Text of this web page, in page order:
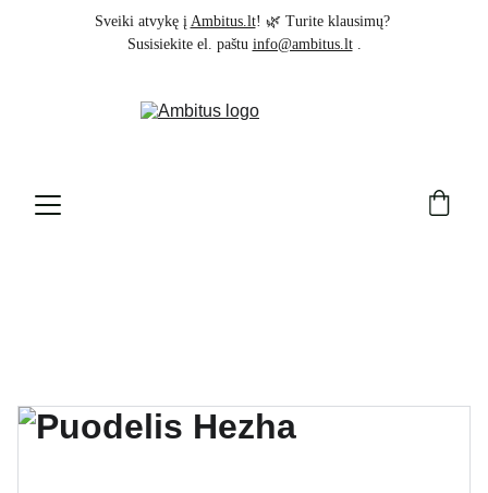
Sveiki atvykę į Ambitus.lt! 🌿 Turite klausimų?
Susisiekite el. paštu info@ambitus.lt .